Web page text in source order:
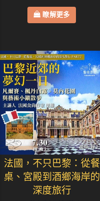
瞭解更多
法國，不只巴黎：從餐
桌、宮殿到酒鄉海岸的
深度旅行